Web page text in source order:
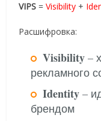
VIPS =Visibility +
Расшифровка:
Visibility –
рекламного
Identity –
брендом